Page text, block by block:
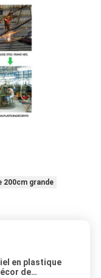
grande
en plastique
de